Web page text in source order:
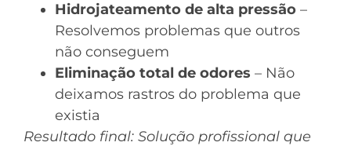
Hidrojateamento de alta pressão –
Resolvemos problemas que outros
não conseguem
Eliminação total de odores – Não
deixamos rastros do problema que
existia
Resultado final: Solução profissional que